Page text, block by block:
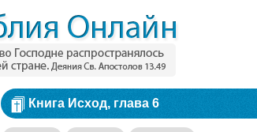
Книга Исход, глава 6